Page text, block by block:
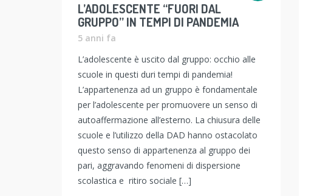
L’ADOLESCENTE “FUORI DAL
GRUPPO” IN TEMPI DI PANDEMIA
5 anni fa
L’adolescente è uscito dal gruppo: occhio alle
scuole in questi duri tempi di pandemia!
L’appartenenza ad un gruppo è fondamentale
per l’adolescente per promuovere un senso di
autoaffermazione all’esterno. La chiusura delle
scuole e l’utilizzo della DAD hanno ostacolato
questo senso di appartenenza al gruppo dei
pari, aggravando fenomeni di dispersione
scolastica e ritiro sociale […]